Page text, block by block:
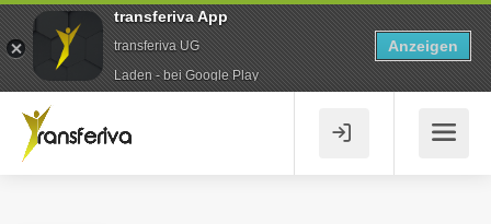
transferiva App
transferiva UG
Laden - bei Google Play
Anzeigen